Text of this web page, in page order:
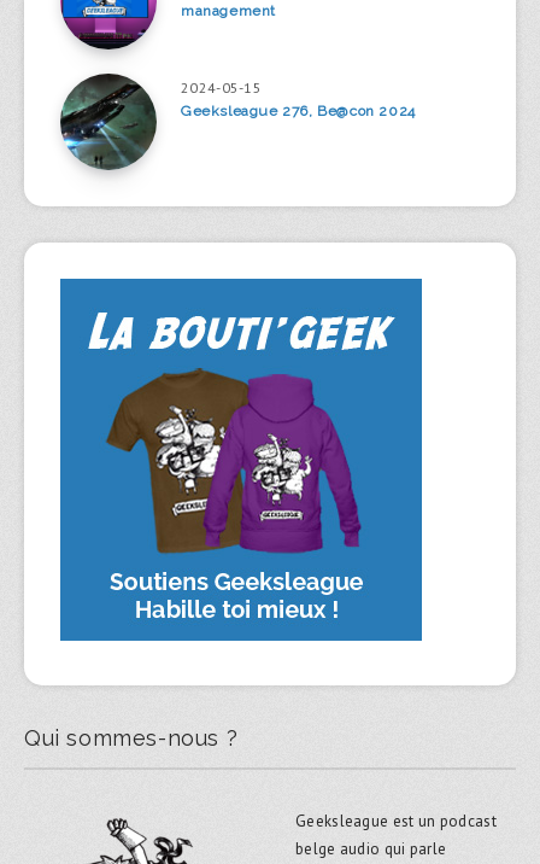
management
2024-05-15
Geeksleague 276, Be@con 2024
Qui sommes-nous ?
Geeksleague est un podcast
belge audio qui parle